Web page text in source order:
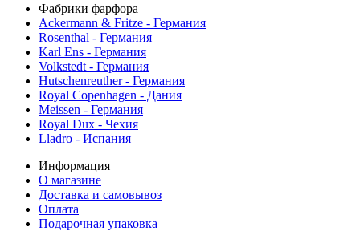
Фабрики фарфора
Ackermann & Fritze - Германия
Rosenthal - Германия
Karl Ens - Германия
Volkstedt - Германия
Hutschenreuther - Германия
Royal Copenhagen - Дания
Meissen - Германия
Royal Dux - Чехия
Lladro - Испания
Информация
О магазине
Доставка и самовывоз
Оплата
Подарочная упаковка